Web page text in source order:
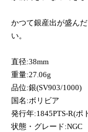
かつて銀産出が盛ん
い。
直径:38mm
重量:27.06g
品位:銀(SV903/1000)
国名:ボリビア
発行年:1845PTS-R(ポ
状態・グレード:NGC